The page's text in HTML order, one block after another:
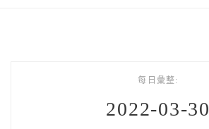
每日彙整:
2022-03-30